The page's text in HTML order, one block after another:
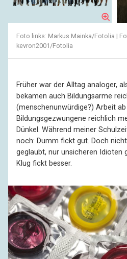
Foto links: Markus Mainka/Fotolia |
kevron2001/Fotolia
Früher war der Alltag analoger,
bekamen auch Bildungsarme
(menschenunwürdige?) Arbeit
Bildungsgezwungene reichlich
Dünkel. Während meiner
noch: Dumm fickt gut. Doch
geglaubt, nur unsicheren Idioten
Klug fickt besser.